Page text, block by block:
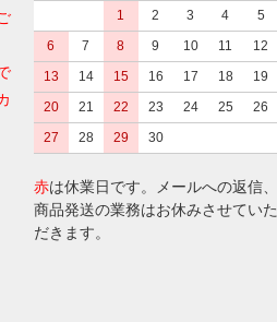
1
2 3 4
5
6
7 8 9 10 11
12
13
14 15 16 17 18
19
20
21 22 23 24 25
26
27
28 29 30
赤は休業日です。メールへの返信、
商品発送の業務はお休みさせていた
だきます。